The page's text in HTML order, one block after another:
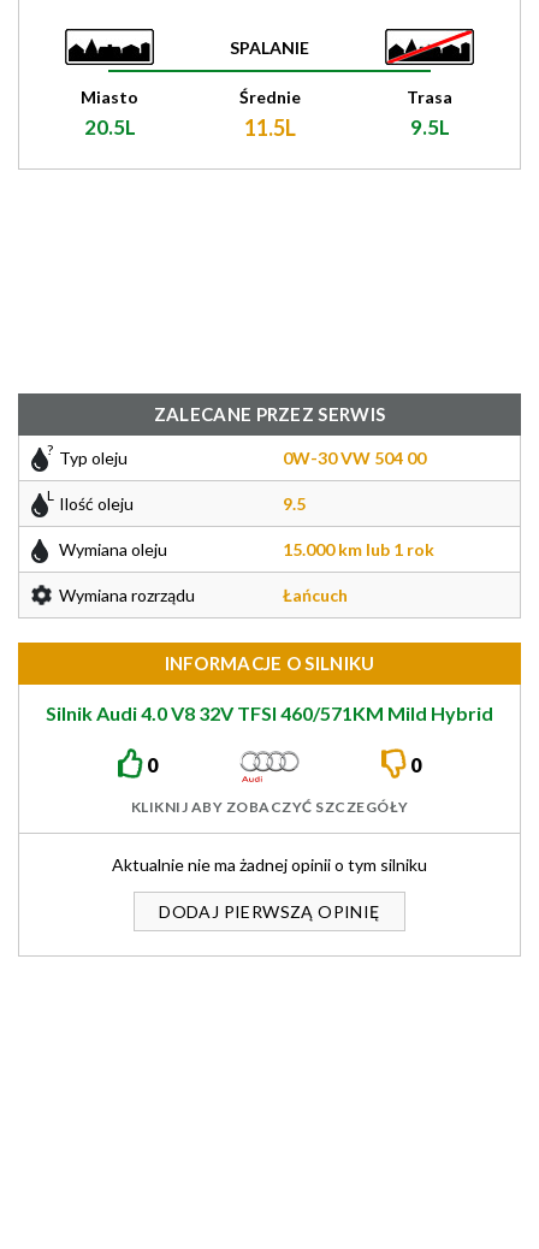
SPALANIE
Miasto
20.5L
Średnie
11.5L
Trasa
9.5L
ZALECANE PRZEZ SERWIS
Typ oleju 0W-30 VW 504 00
Ilość oleju 9.5
Wymiana oleju 15.000 km lub 1 rok
Wymiana rozrządu Łańcuch
INFORMACJE O SILNIKU
Silnik Audi 4.0 V8 32V TFSI 460/571KM Mild Hybrid
0
0
KLIKNIJ ABY ZOBACZYĆ SZCZEGÓŁY
Aktualnie nie ma żadnej opinii o tym silniku
DODAJ PIERWSZĄ OPINIĘ